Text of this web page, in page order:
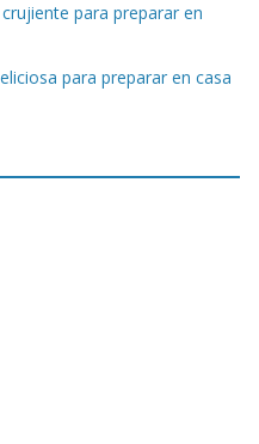
para preparar en
para preparar en casa